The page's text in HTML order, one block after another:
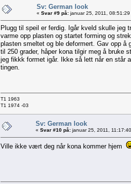
Sv: German look
« Svar #9 på: januar 25, 2011, 08:51:29
Plugg til speil er ferdig. Igår kveld skulle jeg
varme opp plasten og startet forming og
plasten smeltet og ble deformert. Gav opp å
til 250 grader, håper kona tilgir meg å bruke
jeg fikkk formet igår. Ikke så lett når en står
tingen.
T1 1963
T1 1974 -03
Sv: German look
« Svar #10 på: januar 25, 2011,
Ville ikke vært deg når kona kommer hjem